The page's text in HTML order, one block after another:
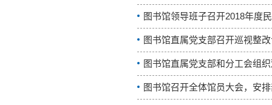
图书馆领导班子召开2018年度
图书馆直属党支部召开巡视整
图书馆直属党支部和分工会组
图书馆召开全体馆员大会，安